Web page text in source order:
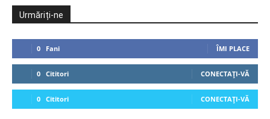
Urmăriți-ne
0 Fani ÎMI PLACE
0 Cititori CONECTAȚI-VĂ
0 Cititori CONECTAȚI-VĂ